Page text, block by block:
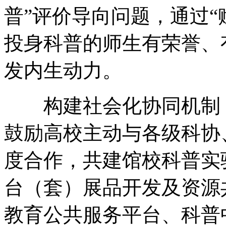
普”评价导向问题，通过
投身科普的师生有荣誉
发内生动力。
构建社会化协同机制
鼓励高校主动与各级科
度合作，共建馆校科普
台（套）展品开发及资
教育公共服务平台、科